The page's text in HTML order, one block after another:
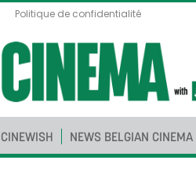
Politique de confidentialité
CINEWISH NEWS BELGIAN CINEMA